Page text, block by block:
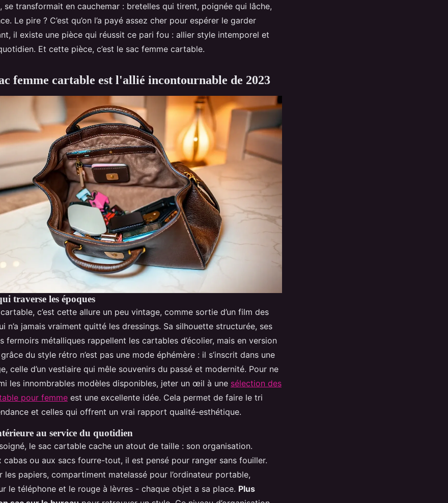
se transformait en cauchemar : bretelles qui tirent, poignée qui lâche,
Le pire ? C’est qu’on l’a payé assez cher pour espérer le garder
il existe une pièce qui réussit ce pari fou : allier style intemporel et
Et cette pièce, c’est le sac femme cartable.
femme cartable est l'allié incontournable de 2023
traverse les époques
c’est cette allure un peu vintage, comme sortie d’un film des
n’a jamais vraiment quitté les dressings. Sa silhouette structurée, ses
fermoirs métalliques rappellent les cartables d’écolier, mais en version
du style rétro n’est pas une mode éphémère : il s’inscrit dans une
celle d’un vestiaire qui mêle souvenirs du passé et modernité. Pour ne
les innombrables modèles disponibles, jeter un œil à une sélection des
pour femme est une excellente idée. Cela permet de faire le tri
et celles qui offrent un vrai rapport qualité-esthétique.
au service du quotidien
le sac cartable cache un atout de taille : son organisation.
cabas ou aux sacs fourre-tout, il est pensé pour ranger sans fouiller.
les papiers, compartiment matelassé pour l’ordinateur portable,
le téléphone et le rouge à lèvres - chaque objet a sa place. Plus